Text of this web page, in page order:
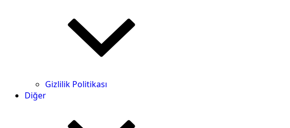
Gizlilik Politikası
Diğer